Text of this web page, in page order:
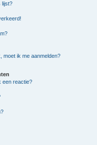
lijst?
moet ik me aanmelden?
een reactie?